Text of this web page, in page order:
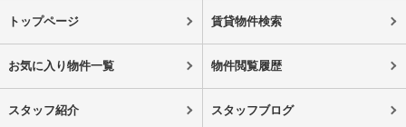
トップページ 賃貸物件検索
お気に入り物件一覧 物件閲覧履歴
スタッフ紹介 スタッフブログ